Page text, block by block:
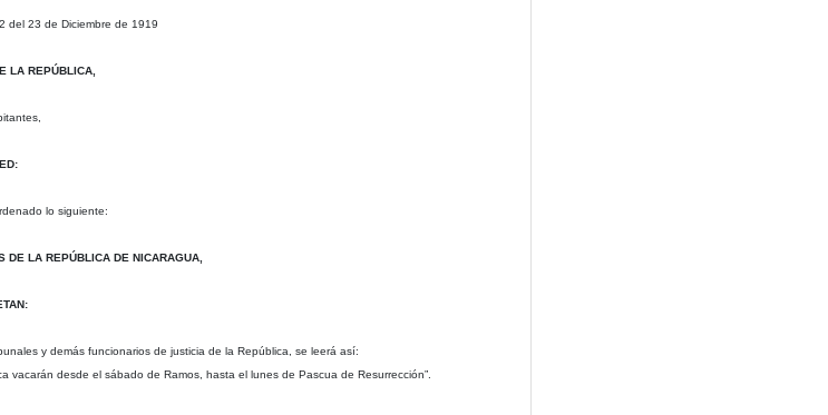
del 23 de Diciembre de 1919
LA REPÚBLICA,
lo siguiente:
DE LA REPÚBLICA DE NICARAGUA,
y demás funcionarios de justicia de la República, se leerá así:
vacarán desde el sábado de Ramos, hasta el lunes de Pascua de Resurrección”.